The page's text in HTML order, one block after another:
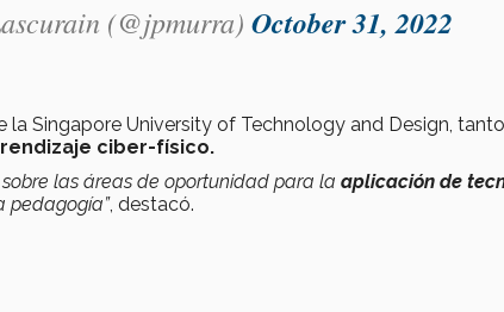
(@jpmurra) October 31, 2022
la Singapore University of Technology and Design,
ciber-físico.
las áreas de oportunidad para la aplicación de
pedagogía”, destacó.